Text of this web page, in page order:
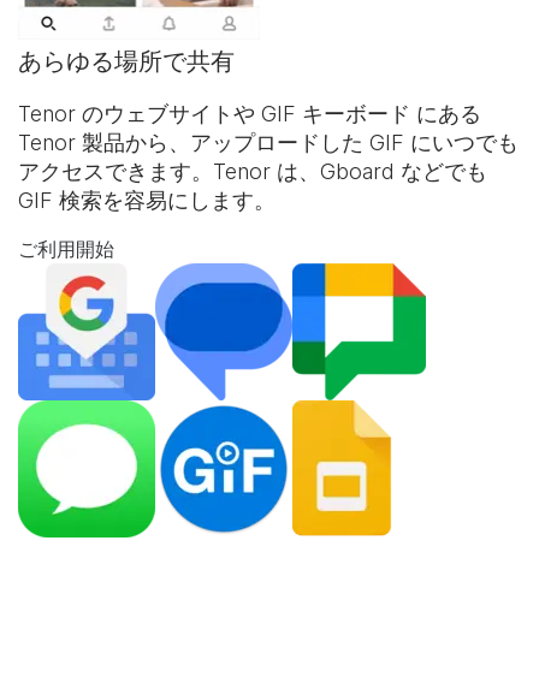
あらゆる場所で共有
Tenor のウェブサイトや GIF キーボード にある
Tenor 製品から、アップロードした GIF にいつでも
アクセスできます。Tenor は、Gboard などでも
GIF 検索を容易にします。
ご利用開始